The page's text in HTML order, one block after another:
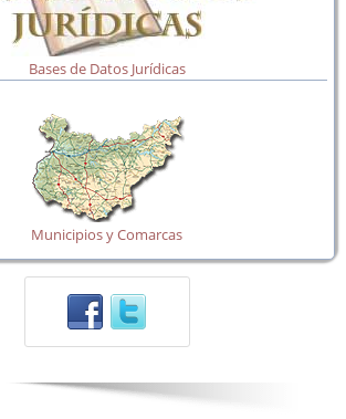
Bases de Datos Jurídicas
Municipios y Comarcas